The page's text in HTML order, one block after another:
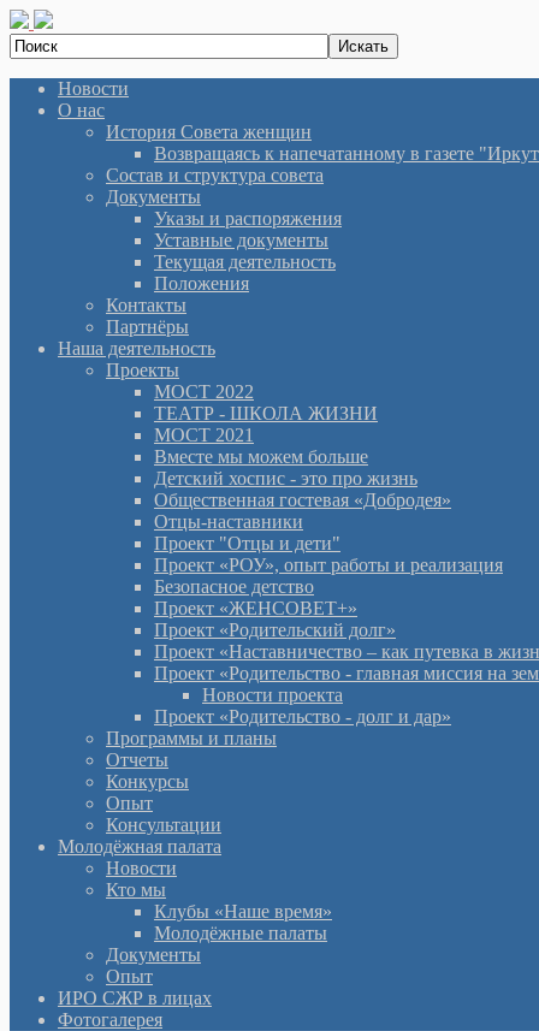
Новости
О нас
История Cовета женщин
Возвращаясь к напечатанному в газете
Состав и структура совета
Документы
Указы и распоряжения
Уставные документы
Текущая деятельность
Положения
Контакты
Партнёры
Наша деятельность
Проекты
МОСТ 2022
ТЕАТР - ШКОЛА ЖИЗНИ
МОСТ 2021
Вместе мы можем больше
Детский хоспис - это про жизнь
Общественная гостевая «Добродея»
Отцы-наставники
Проект "Отцы и дети"
Проект «РОУ», опыт работы и реализация
Безопасное детство
Проект «ЖЕНСОВЕТ+»
Проект «Родительский долг»
Проект «Наставничество – как путевка в
Проект «Родительство - главная миссия на
Новости проекта
Проект «Родительство - долг и дар»
Программы и планы
Отчеты
Конкурсы
Опыт
Консультации
Молодёжная палата
Новости
Кто мы
Клубы «Наше время»
Молодёжные палаты
Документы
Опыт
ИРО СЖР в лицах
Фотогалерея